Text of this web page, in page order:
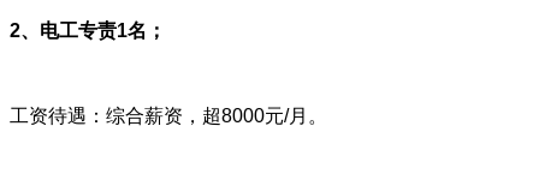
2、电工专责1名；
工资待遇：综合薪资，超8000元/月。